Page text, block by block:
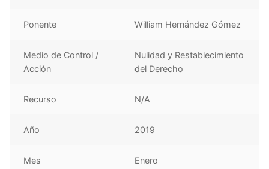
Ponente William Hernández Gómez
Medio de Control /
Acción
Nulidad y Restablecimiento
del Derecho
Recurso N/A
Año 2019
Mes Enero